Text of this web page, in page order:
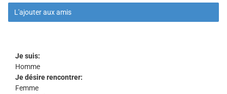
L'ajouter aux amis
Je suis:
Homme
Je désire rencontrer:
Femme